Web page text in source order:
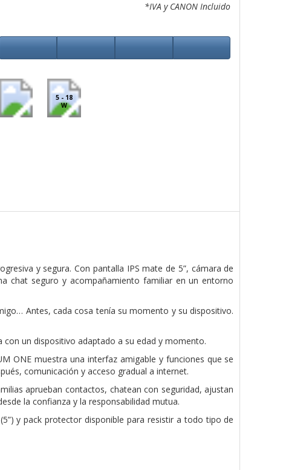
*IVA y CANON Incluido
5 - 18
W
y segura. Con pantalla IPS mate de 5”, cámara de
chat seguro y acompañamiento familiar en un entorno
Antes, cada cosa tenía su momento y su dispositivo.
un dispositivo adaptado a su edad y momento.
ONE muestra una interfaz amigable y funciones que se
comunicación y acceso gradual a internet.
aprueban contactos, chatean con seguridad, ajustan
la confianza y la responsabilidad mutua.
y pack protector disponible para resistir a todo tipo de